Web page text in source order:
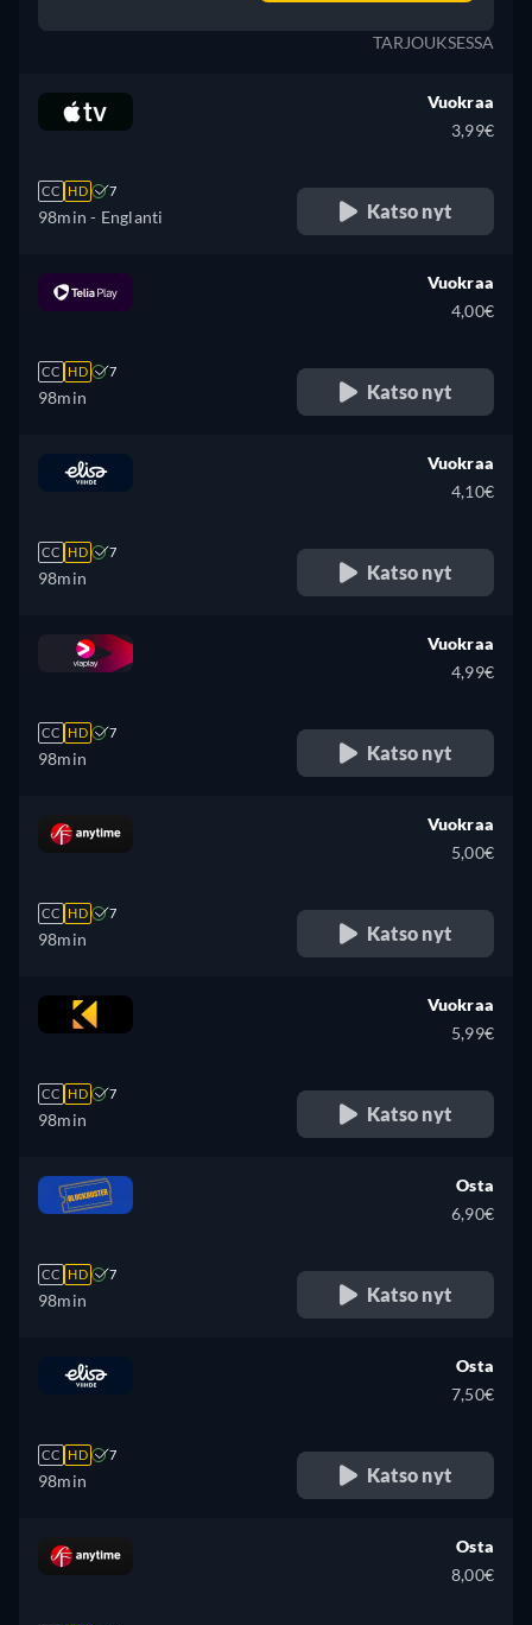
TARJOUKSESSA
CC HD 7
98min - Englanti
Vuokraa
3,99€
Katso nyt
CC HD 7
98min
Vuokraa
4,00€
Katso nyt
CC HD 7
98min
Vuokraa
4,10€
Katso nyt
CC HD 7
98min
Vuokraa
4,99€
Katso nyt
CC HD 7
98min
Vuokraa
5,00€
Katso nyt
CC HD 7
98min
Vuokraa
5,99€
Katso nyt
CC HD 7
98min
Osta
6,90€
Katso nyt
CC HD 7
98min
Osta
7,50€
Katso nyt
Osta
8,00€